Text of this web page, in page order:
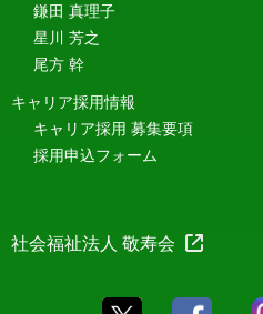
鎌田 真理子
星川 芳之
尾方 幹
キャリア採用情報
キャリア採用 募集要項
採用申込フォーム
社会福祉法人 敬寿会